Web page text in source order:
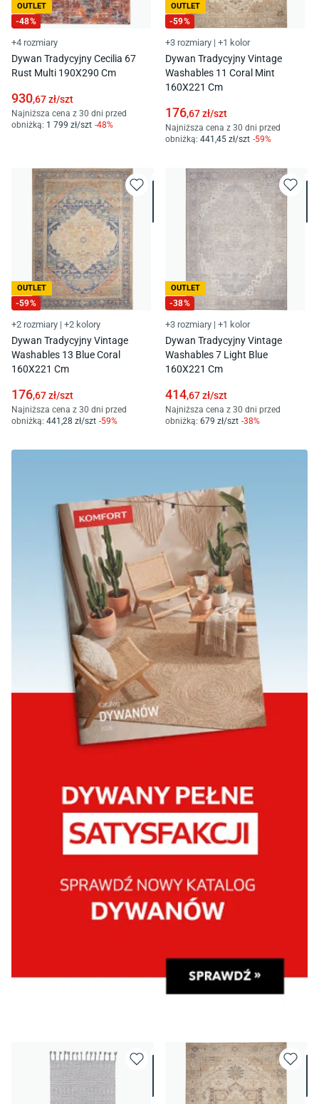
OUTLET
-48%
+4 rozmiary
Dywan Tradycyjny Cecilia 67
Rust Multi 190X290 Cm
930,67zł/szt
Najniższa cena z 30 dni przed
obniżką: 1 799 zł/szt -48%
OUTLET
-59%
+3 rozmiary | +1 kolor
Dywan Tradycyjny Vintage
Washables 11 Coral Mint
160X221 Cm
176,67zł/szt
Najniższa cena z 30 dni przed
obniżką: 441 ,45 zł/szt -59%
OUTLET
-59%
+2 rozmiary | +2 kolory
Dywan Tradycyjny Vintage
Washables 13 Blue Coral
160X221 Cm
176,67zł/szt
Najniższa cena z 30 dni przed
obniżką: 441 ,28 zł/szt -59%
OUTLET
-38%
+3 rozmiary | +1 kolor
Dywan Tradycyjny Vintage
Washables 7 Light Blue
160X221 Cm
414,67zł/szt
Najniższa cena z 30 dni przed
obniżką: 679 zł/szt -38%